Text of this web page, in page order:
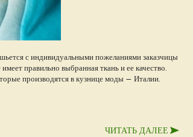
с индивидуальными пожеланиями заказчицы
правильно выбранная ткань и ее качество.
производятся в кузнице моды — Италии.
ЧИТАТЬ ДАЛЕЕ